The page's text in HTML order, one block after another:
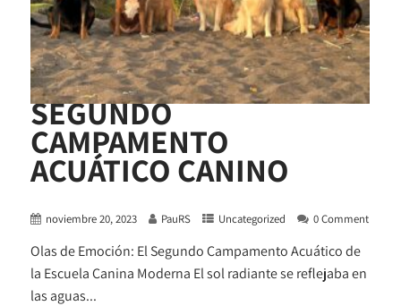
SEGUNDO
CAMPAMENTO
ACUÁTICO CANINO
noviembre 20, 2023 PauRS Uncategorized 0 Comment
Olas de Emoción: El Segundo Campamento Acuático de
la Escuela Canina Moderna El sol radiante se reflejaba en
las aguas...